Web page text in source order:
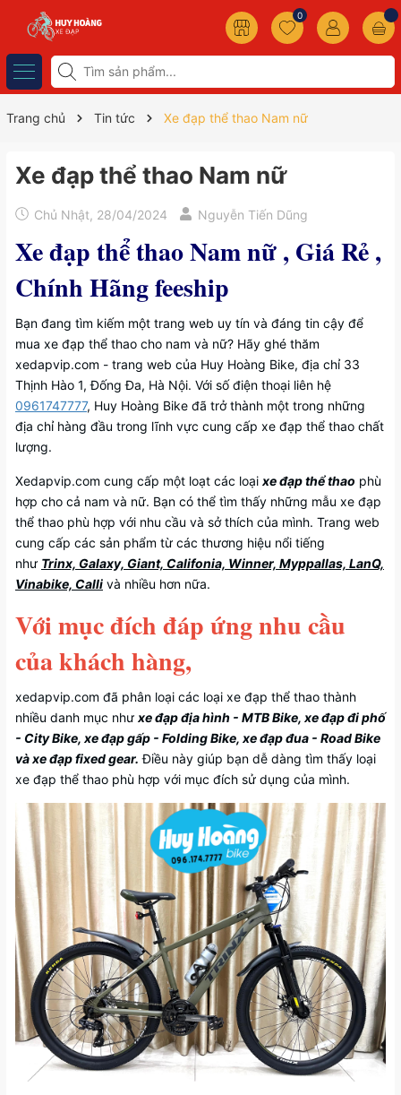
0
Trang chủ Tin tức Xe đạp thể thao Nam nữ
Xe đạp thể thao Nam nữ
Chủ Nhật, 28/04/2024 Nguyễn Tiến Dũng
Xe đạp thể thao Nam nữ , Giá Rẻ ,
Chính Hãng feeship
Bạn đang tìm kiếm một trang web uy tín và đáng tin cậy để
mua xe đạp thể thao cho nam và nữ? Hãy ghé thăm
xedapvip.com - trang web của Huy Hoàng Bike, địa chỉ 33
Thịnh Hào 1, Đống Đa, Hà Nội. Với số điện thoại liên hệ
0961747777, Huy Hoàng Bike đã trở thành một trong những
địa chỉ hàng đầu trong lĩnh vực cung cấp xe đạp thể thao chất
lượng.
Xedapvip.com cung cấp một loạt các loại xe đạp thể thao phù
hợp cho cả nam và nữ. Bạn có thể tìm thấy những mẫu xe đạp
thể thao phù hợp với nhu cầu và sở thích của mình. Trang web
cung cấp các sản phẩm từ các thương hiệu nổi tiếng
như Trinx, Galaxy, Giant, Califonia, Winner, Myppallas, LanQ,
Vinabike, Calli và nhiều hơn nữa.
Với mục đích đáp ứng nhu cầu
của khách hàng,
xedapvip.com đã phân loại các loại xe đạp thể thao thành
nhiều danh mục như xe đạp địa hình - MTB Bike, xe đạp đi phố
- City Bike, xe đạp gấp - Folding Bike, xe đạp đua - Road Bike
và xe đạp fixed gear. Điều này giúp bạn dễ dàng tìm thấy loại
xe đạp thể thao phù hợp với mục đích sử dụng của mình.